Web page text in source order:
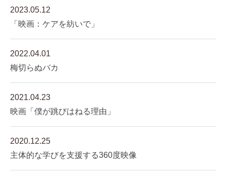
2023.05.12
「映画：ケアを紡いで」
2022.04.01
梅切らぬバカ
2021.04.23
映画「僕が跳びはねる理由」
2020.12.25
主体的な学びを支援する360度映像